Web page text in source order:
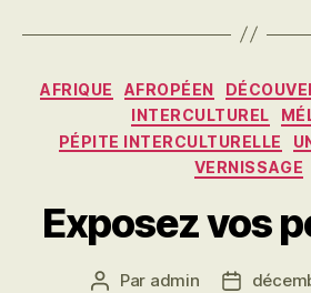
AFRIQUE AFROPÉEN
INTERCULTUREL
PÉPITE INTERCULTURELLE
VERNISSAGE
Exposez vos
Auteur
Par admin
Date